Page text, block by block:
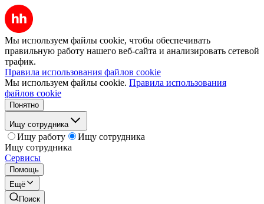
Мы используем файлы cookie, чтобы обеспечивать
правильную работу нашего веб-сайта и анализировать сетевой
трафик.
Правила использования файлов cookie
Мы используем файлы cookie. Правила использования
файлов cookie
Понятно
Ищу сотрудника
Ищу работу
Ищу сотрудника
Ищу сотрудника
Сервисы
Помощь
Ещё
Поиск